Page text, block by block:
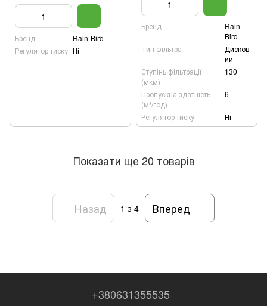
Бренд
Rain-Bird
Регулятор тиску Ні
Бренд
Rain-
Bird
Тип фільтра
Дисков
ий
Ступінь фільтрації
(мкм)
130
Пропускна здатність
(м³/год)
6
Регулятор тиску Ні
Показати ще 20 товарів
Назад 1 з 4 Вперед
+380631355535